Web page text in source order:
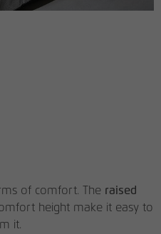
of comfort. The raised
height make it easy to
it.